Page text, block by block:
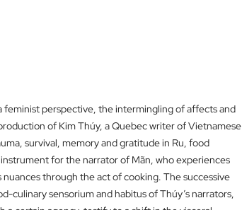
feminist perspective, the intermingling of affects and
of Kim Thúy, a Quebec writer of Vietnamese
survival, memory and gratitude in Ru, food
for the narrator of Mãn, who experiences
nuances through the act of cooking. The successive
culinary sensorium and habitus of Thúy’s narrators,